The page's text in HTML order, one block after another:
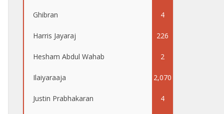
Ghibran 4
Harris Jayaraj 226
Hesham Abdul Wahab 2
Ilaiyaraaja 2,070
Justin Prabhakaran 4